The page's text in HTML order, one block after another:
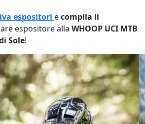
espositori ecompila il
espositore alla WHOOP UCI MTB
Sole!